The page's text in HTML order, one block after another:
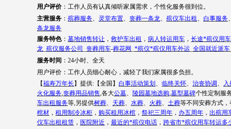
用户评价 ：工作人员有认真倾听家属需求，个性化服务很到位。
主营服务 ： 殡葬服务 灵堂布置 丧葬一条龙 殡仪车出租 白事服务
条龙服务
服务特色： 墓地销售转让 ， 救护车出租 ， 病人转运用车 ， 长途*殡仪用
龙 殡仪服务公司 丧葬用车-葬花网 *殡仪*殡仪用车外运 全国就近派车
服务时间 ： 24小时、全天
用户评价： 工作人员细心耐心，减轻了我们家属很多负担。
【福寿万年长】提供:【全国】 白事活动策划 临终关怀 治丧协调
火化服务 丧葬用品销售 ,各大公墓 陵园墓地选购 墓型墓碑个性定制服
车出租服务等 ,另提供树葬 天葬 水葬 火葬 土葬等不同安葬方式
棺材 ， 租用制冷冰柜 ， 购买租用冰棺 ， 祭祀三周年 ， 办五周年 ， 出殡用
仪车出租租赁 ， 医院附近 ， 最近的*殡仪电话 ， 跨省市*殡仪用车转运多